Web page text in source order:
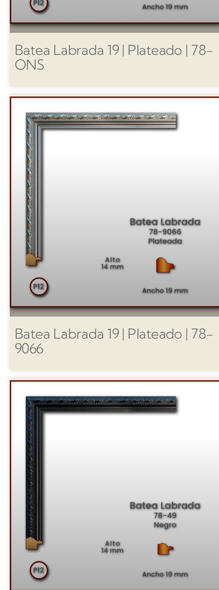
Batea Labrada 19 | Plateado | 78-
ONS
Batea Labrada 19 | Plateado | 78-
9066